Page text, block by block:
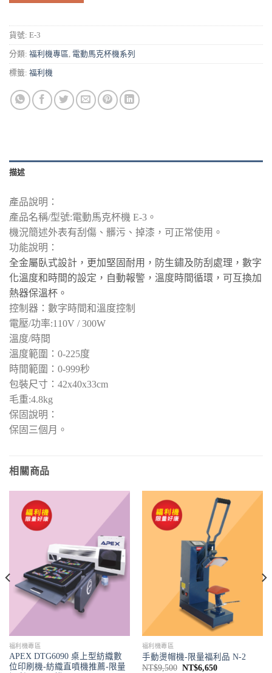
貨號: E-3
分類: 福利機專區 , 電動馬克杯機系列
標籤: 福利機
描述
產品說明：
產品名稱/型號:電動馬克杯機 E-3。
機況簡述外表有刮傷、髒污、掉漆，可正常使用。
功能說明：
全金屬臥式設計，更加堅固耐用，防生鏽及防刮處理，數字
化溫度和時間的設定，自動報警，溫度時間循環，可互換加
熱器保溫杯。
控制器：數字時間和溫度控制
電壓/功率:110V / 300W
溫度/時間
溫度範圍：0-225度
時間範圍：0-999秒
包裝尺寸：42x40x33cm
毛重:4.8kg
保固說明：
保固三個月。
相關商品
福利機專區
APEX DTG6090 桌上型紡織數
位印刷機-紡織直噴機推薦-限量
福利機專區
手動燙帽機-限量福利品 N-2
NT$9,500 NT$6,650